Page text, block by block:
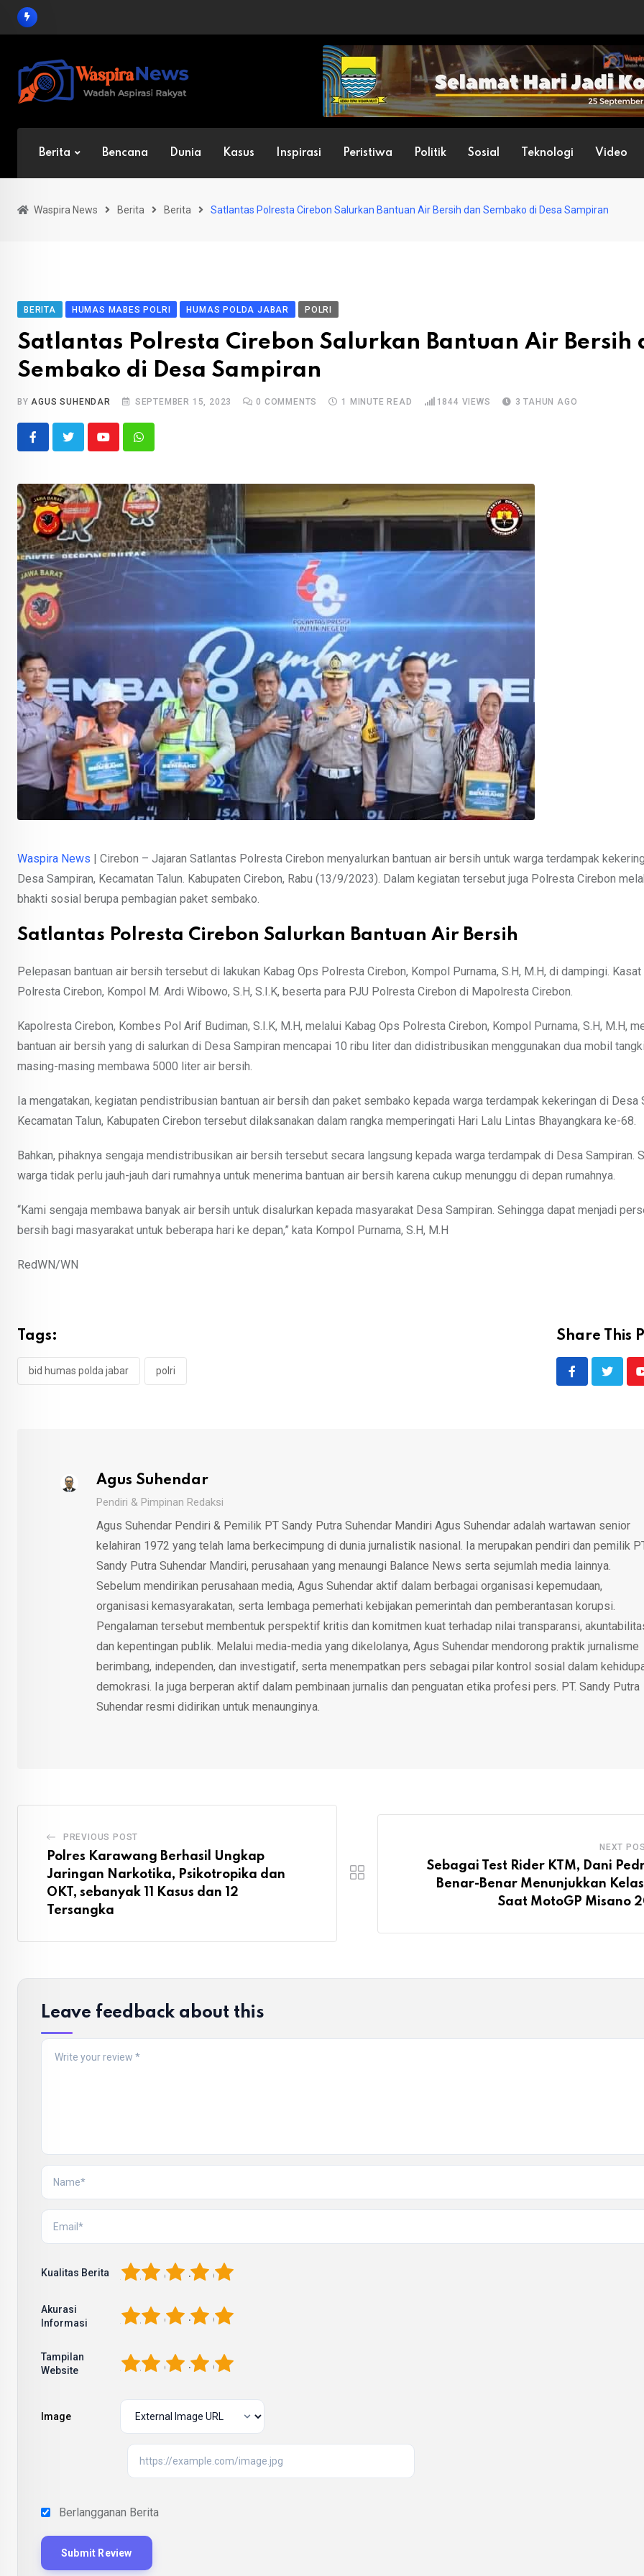
Skip
Berita Bencana Dunia Kasus Inspirasi Peristiwa Politik Sosial Teknologi Video
Waspira News Berita Berita Satlantas Polresta Cirebon Salurkan Bantuan Air Bersih dan Sembako di Desa Sampiran
BERITA HUMAS MABES POLRI HUMAS POLDA JABAR POLRI
Satlantas Polresta Cirebon Salurkan Bantuan Air Bersih
Sembako di Desa Sampiran
BYAGUS SUHENDAR SEPTEMBER 15, 2023 0 COMMENTS 1 MINUTE READ 1844 VIEWS 3 TAHUN AGO
YoutubeWhatsapp
Waspira News | Cirebon – Jajaran Satlantas Polresta Cirebon menyalurkan bantuan air bersih untuk warga terdampak
Desa Sampiran, Kecamatan Talun. Kabupaten Cirebon, Rabu (13/9/2023). Dalam kegiatan tersebut juga Polresta Cirebon
bhakti sosial berupa pembagian paket sembako.
Satlantas Polresta Cirebon Salurkan Bantuan Air Bersih
Pelepasan bantuan air bersih tersebut di lakukan Kabag Ops Polresta Cirebon, Kompol Purnama, S.H, M.H, di dampingi. Kasat
Polresta Cirebon, Kompol M. Ardi Wibowo, S.H, S.I.K, beserta para PJU Polresta Cirebon di Mapolresta Cirebon.
Kapolresta Cirebon, Kombes Pol Arif Budiman, S.I.K, M.H, melalui Kabag Ops Polresta Cirebon, Kompol Purnama, S.H, M.H,
bantuan air bersih yang di salurkan di Desa Sampiran mencapai 10 ribu liter dan didistribusikan menggunakan dua mobil
masing-masing membawa 5000 liter air bersih.
Ia mengatakan, kegiatan pendistribusian bantuan air bersih dan paket sembako kepada warga terdampak kekeringan di Desa
Kecamatan Talun, Kabupaten Cirebon tersebut dilaksanakan dalam rangka memperingati Hari Lalu Lintas Bhayangkara ke-68.
Bahkan, pihaknya sengaja mendistribusikan air bersih tersebut secara langsung kepada warga terdampak di Desa Sampiran.
warga tidak perlu jauh-jauh dari rumahnya untuk menerima bantuan air bersih karena cukup menunggu di depan rumahnya.
“Kami sengaja membawa banyak air bersih untuk disalurkan kepada masyarakat Desa Sampiran. Sehingga dapat menjadi
bersih bagi masyarakat untuk beberapa hari ke depan,” kata Kompol Purnama, S.H, M.H
RedWN/WN
Tags:
bid humas polda jabar polri
Share This
Agus Suhendar
Pendiri & Pimpinan Redaksi
Agus Suhendar Pendiri & Pemilik PT Sandy Putra Suhendar Mandiri Agus Suhendar adalah wartawan senior
kelahiran 1972 yang telah lama berkecimpung di dunia jurnalistik nasional. Ia merupakan pendiri dan pemilik
Sandy Putra Suhendar Mandiri, perusahaan yang menaungi Balance News serta sejumlah media lainnya.
Sebelum mendirikan perusahaan media, Agus Suhendar aktif dalam berbagai organisasi kepemudaan,
organisasi kemasyarakatan, serta lembaga pemerhati kebijakan pemerintah dan pemberantasan korupsi.
Pengalaman tersebut membentuk perspektif kritis dan komitmen kuat terhadap nilai transparansi,
dan kepentingan publik. Melalui media-media yang dikelolanya, Agus Suhendar mendorong praktik jurnalisme
berimbang, independen, dan investigatif, serta menempatkan pers sebagai pilar kontrol sosial dalam
demokrasi. Ia juga berperan aktif dalam pembinaan jurnalis dan penguatan etika profesi pers. PT. Sandy Putra
Suhendar resmi didirikan untuk menaunginya.
PREVIOUS POST
Polres Karawang Berhasil Ungkap
Jaringan Narkotika, Psikotropika dan
OKT, sebanyak 11 Kasus dan 12
Tersangka
NEXT
Sebagai Test Rider KTM, Dani
Benar-Benar Menunjukkan
Saat MotoGP Misano
Leave feedback about this
Kualitas Berita 5
4
3
2
Akurasi
Informasi
5
4
3
2
Tampilan
Website
5
4
3
2
Image
Berlangganan Berita